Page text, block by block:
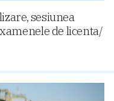
sesiunea
de licenta/